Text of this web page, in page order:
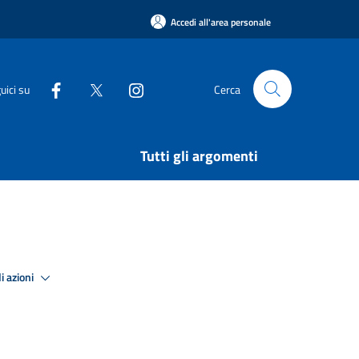
Accedi all'area personale
su Cerca
Tutti gli argomenti
azioni